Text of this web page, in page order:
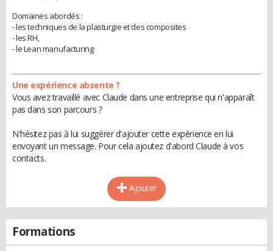
Domaines abordés :
- les techniques de la plasturgie et des composites
- les RH,
- le Lean manufacturing
Une expérience absente ?
Vous avez travaillé avec Claude dans une entreprise qui n'apparaît
pas dans son parcours ?
N'hésitez pas à lui suggérer d'ajouter cette expérience en lui
envoyant un message. Pour cela ajoutez d'abord Claude à vos
contacts.
Ajouter
Formations